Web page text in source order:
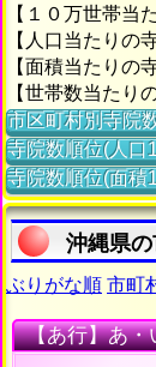
【１０万世帯当
【人口当たりの
【面積当たりの
【世帯数当たり
市区町村別寺院
寺院数順位(人口
寺院数順位(面積
沖縄県
ぶりがな順 市町
【あ行】あ・